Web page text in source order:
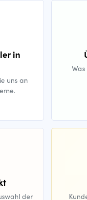
in
uns an
der